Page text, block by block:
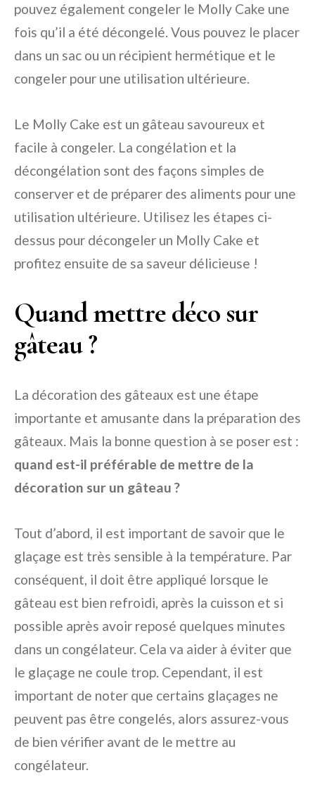
pouvez également congeler le Molly Cake une
fois qu’il a été décongelé. Vous pouvez le placer
dans un sac ou un récipient hermétique et le
congeler pour une utilisation ultérieure.
Le Molly Cake est un gâteau savoureux et
facile à congeler. La congélation et la
décongélation sont des façons simples de
conserver et de préparer des aliments pour une
utilisation ultérieure. Utilisez les étapes ci-
dessus pour décongeler un Molly Cake et
profitez ensuite de sa saveur délicieuse !
Quand mettre déco sur
gâteau ?
La décoration des gâteaux est une étape
importante et amusante dans la préparation des
gâteaux. Mais la bonne question à se poser est :
quand est-il préférable de mettre de la
décoration sur un gâteau ?
Tout d’abord, il est important de savoir que le
glaçage est très sensible à la température. Par
conséquent, il doit être appliqué lorsque le
gâteau est bien refroidi, après la cuisson et si
possible après avoir reposé quelques minutes
dans un congélateur. Cela va aider à éviter que
le glaçage ne coule trop. Cependant, il est
important de noter que certains glaçages ne
peuvent pas être congelés, alors assurez-vous
de bien vérifier avant de le mettre au
congélateur.